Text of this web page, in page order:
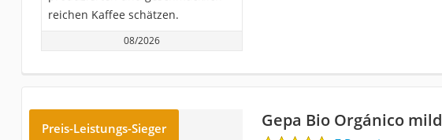
reichen Kaffee schätzen.
08/2026
Preis-Leistungs-Sieger Gepa Bio Orgánico mild